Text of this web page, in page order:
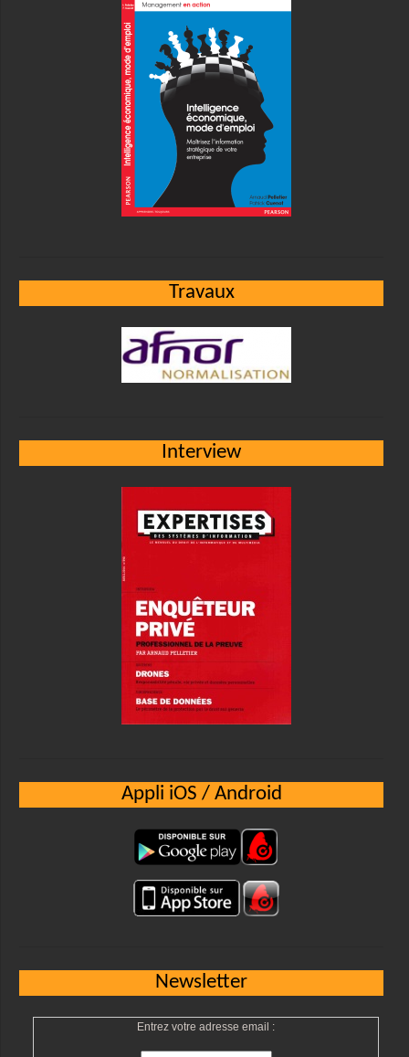
Travaux
Interview
Appli iOS / Android
Newsletter
Entrez votre adresse email :